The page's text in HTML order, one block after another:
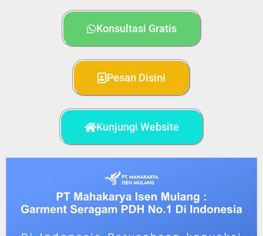
Konsultasi Gratis
Pesan Disini
Kunjungi Website